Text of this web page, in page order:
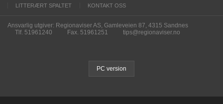
LITTERÆRT SPALTET
KONTAKT OSS
Ansvarlig utgiver: Regionaviser AS, Gamleveien 87, 4315 Sandnes
Tlf. 51961240
Fax. 51961251 tips@regionaviser.no
PC version